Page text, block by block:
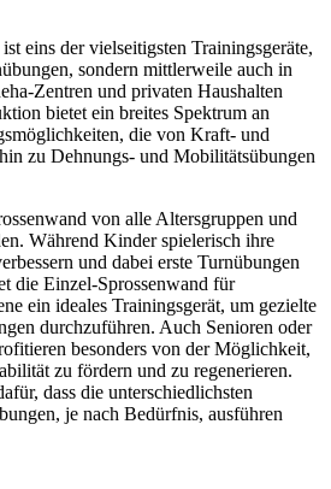
eins der vielseitigsten Trainingsgeräte,
sondern mittlerweile auch in
Zentren und privaten Haushalten
bietet ein breites Spektrum an
die von Kraft- und
zu Dehnungs- und Mobilitätsübungen
von alle Altersgruppen und
Während Kinder spielerisch ihre
und dabei erste Turnübungen
die Einzel-Sprossenwand für
ein ideales Trainingsgerät, um gezielte
durchzuführen. Auch Senioren oder
besonders von der Möglichkeit,
zu fördern und zu regenerieren.
dass die unterschiedlichsten
je nach Bedürfnis, ausführen